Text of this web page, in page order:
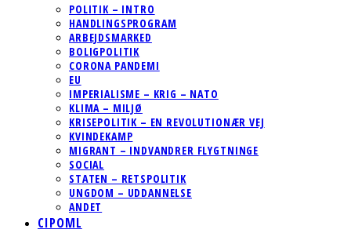
POLITIK – INTRO
HANDLINGSPROGRAM
ARBEJDSMARKED
BOLIGPOLITIK
CORONA PANDEMI
EU
IMPERIALISME – KRIG – NATO
KLIMA – MILJØ
KRISEPOLITIK – EN REVOLUTIONÆR VEJ
KVINDEKAMP
MIGRANT – INDVANDRER FLYGTNINGE
SOCIAL
STATEN – RETSPOLITIK
UNGDOM – UDDANNELSE
ANDET
CIPOML